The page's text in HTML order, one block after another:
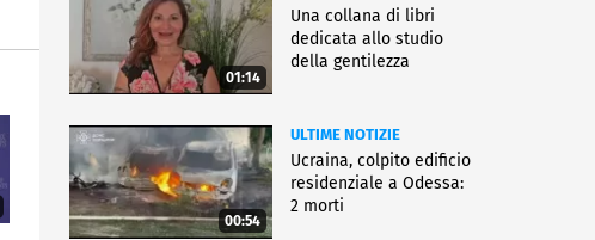
01:14
Una collana di libri
dedicata allo studio
della gentilezza
00:54
ULTIME NOTIZIE
Ucraina, colpito edificio
residenziale a Odessa:
2 morti